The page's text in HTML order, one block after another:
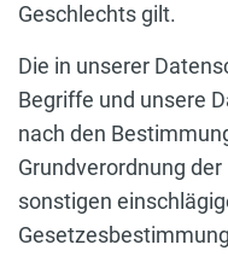
Geschlechts gilt.
Die in unserer
Begriffe und unsere
nach den
Grundverordnung der
sonstigen